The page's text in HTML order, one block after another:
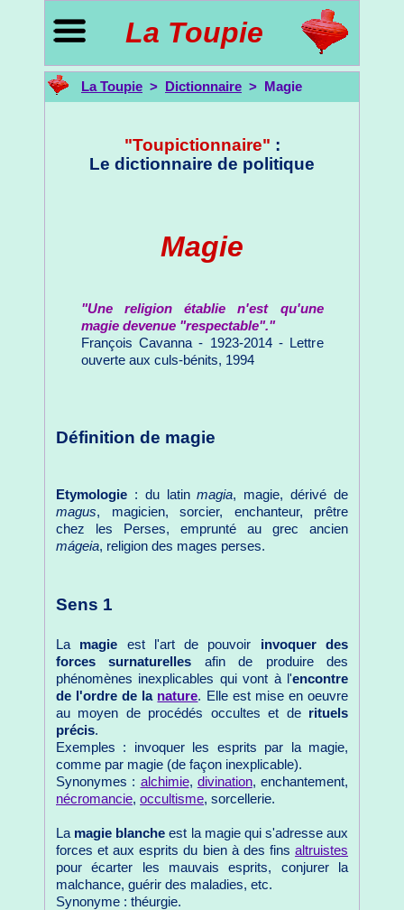
La Toupie
La Toupie > Dictionnaire > Magie
"Toupictionnaire" :
Le dictionnaire de politique
Magie
"Une religion établie n'est qu'une
magie devenue "respectable"."
François Cavanna - 1923-2014 - Lettre
ouverte aux culs-bénits, 1994
Définition de magie
Etymologie : du latinmagia, magie, dérivé de
magus, magicien, sorcier, enchanteur, prêtre
chez les Perses, emprunté au grec ancien
mágeia, religion des mages perses.
Sens 1
La magie est l'art de pouvoir invoquer des
forces surnaturelles afin de produire des
phénomènes inexplicables qui vont à l'encontre
de l'ordre de la nature. Elle est mise en oeuvre
au moyen de procédés occultes et de rituels
précis.
Exemples : invoquer les esprits par la magie,
comme par magie (de façon inexplicable).
Synonymes : alchimie, divination, enchantement,
nécromancie, occultisme, sorcellerie.
La magie blanche est la magie qui s'adresse aux
forces et aux esprits du bien à des fins altruistes
pour écarter les mauvais esprits, conjurer la
malchance, guérir des maladies, etc.
Synonyme : théurgie.